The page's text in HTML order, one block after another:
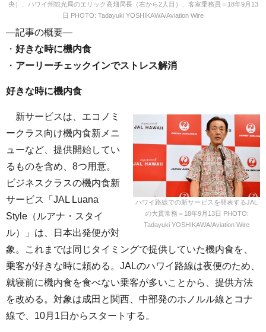
央）、ハワイ州観光局のエリック高畑局長（右から2人目）、客室乗務員＝18年9月13
日 PHOTO: Tadayuki YOSHIKAWA/Aviation Wire
—記事の概要—
・ 好きな時に機内食
・ アーリーチェックインでストレス解消
好きな時に機内食
ハワイ路線での新サービスを発表するJAL
の大貫常務＝18年9月13日 PHOTO:
Tadayuki YOSHIKAWA/Aviation Wire
新サービスは、エコノミ
ークラス向け機内食新メニ
ューなど、提供開始してい
るものを含め、8つ用意。
ビジネスクラスの機内食新
サービス「JAL Luana
Style（ルアナ・スタイ
ル）」は、日本出発便が対
象。これまでは同じタイミングで提供していた機内食を、
乗客が好きな時に頼める。JALのハワイ路線は夜便のため、
就寝前に機内食を食べない乗客が多いことから、提供方法
を改める。対象は成田と関西、中部発のホノルル線とコナ
線で、10月1日からスタートする。